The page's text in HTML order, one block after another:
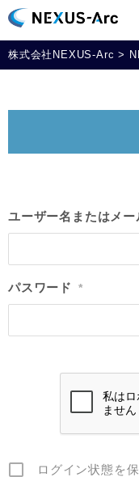
株式会社NEXUS-Arc >
ユーザー名またはメー
パスワード *
ログイン状態を